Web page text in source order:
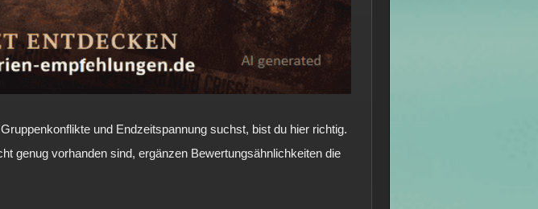
und Endzeitspannung suchst, bist du hier richtig.
genug vorhanden sind, ergänzen Bewertungsähnlichkeiten die